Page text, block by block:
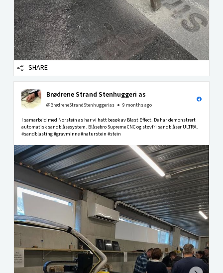
SHARE
Brødrene Strand Stenhuggeri as
@BrødreneStrandStenhuggerias 9 months ago
I samarbeid med Norstein as har vi hatt besøk av Blast Effect. De har demonstrert
automatisk sandblåsesystem. Blåsebro Supreme CNC og støvfri sandblåser ULTRA.
#sandblasting #gravminne #naturstein #stein